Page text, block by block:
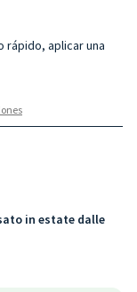
rápido, aplicar una
in estate dalle